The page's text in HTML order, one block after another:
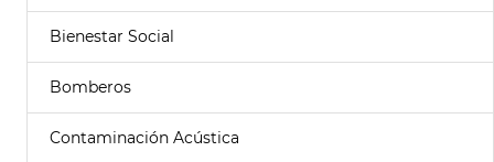
Bienestar Social
Bomberos
Contaminación Acústica